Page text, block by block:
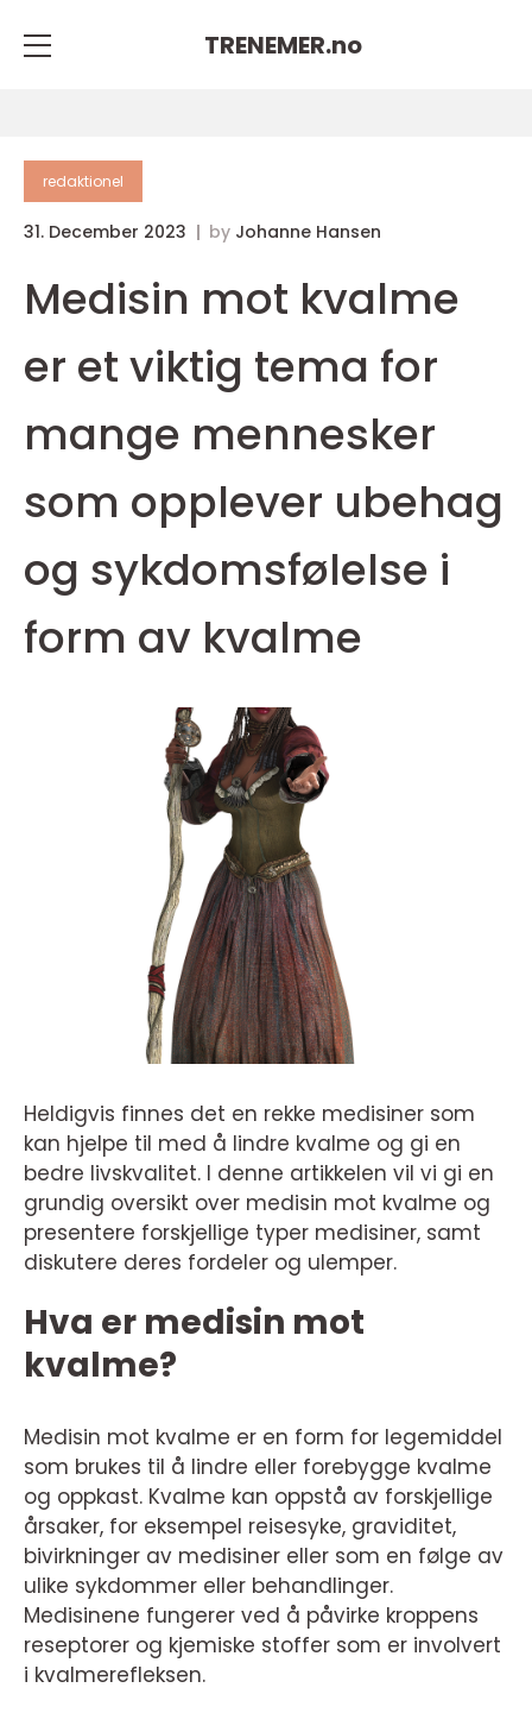
TRENEMER.no
redaktionel
31. December 2023 by Johanne Hansen
Medisin mot kvalme
er et viktig tema for
mange mennesker
som opplever ubehag
og sykdomsfølelse i
form av kvalme
Heldigvis finnes det en rekke medisiner som
kan hjelpe til med å lindre kvalme og gi en
bedre livskvalitet. I denne artikkelen vil vi gi en
grundig oversikt over medisin mot kvalme og
presentere forskjellige typer medisiner, samt
diskutere deres fordeler og ulemper.
Hva er medisin mot
kvalme?
Medisin mot kvalme er en form for legemiddel
som brukes til å lindre eller forebygge kvalme
og oppkast. Kvalme kan oppstå av forskjellige
årsaker, for eksempel reisesyke, graviditet,
bivirkninger av medisiner eller som en følge av
ulike sykdommer eller behandlinger.
Medisinene fungerer ved å påvirke kroppens
reseptorer og kjemiske stoffer som er involvert
i kvalmerefleksen.